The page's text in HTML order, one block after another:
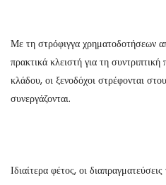
Με τη στρόφιγγα χρηματοδοτήσεων
πρακτικά κλειστή για τη
κλάδου, οι ξενοδόχοι στρέφονται
συνεργάζονται.
Ιδιαίτερα φέτος, οι